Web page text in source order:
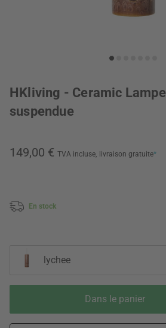
HKliving - Ceramic Lampe
suspendue
149,00 € TVA incluse, livraison gratuite*
En stock
lychee
Dans le panier